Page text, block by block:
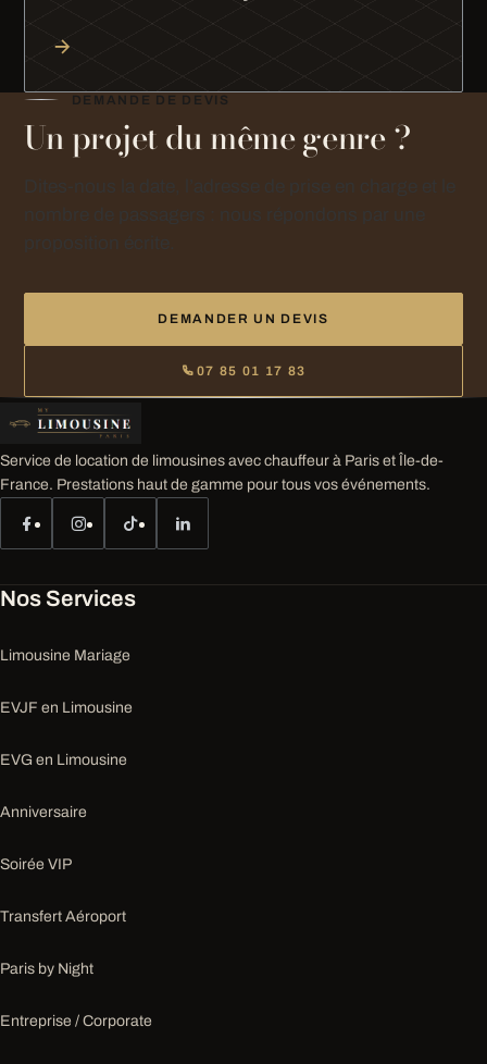
DEMANDE DE DEVIS
Un projet du même genre ?
DEMANDER UN DEVIS
07 85 01 17 83
Service de location de limousines avec chauffeur à Paris et Île-de-
France. Prestations haut de gamme pour tous vos événements.
Nos Services
Limousine Mariage
EVJF en Limousine
EVG en Limousine
Anniversaire
Soirée VIP
Transfert Aéroport
Paris by Night
Entreprise / Corporate